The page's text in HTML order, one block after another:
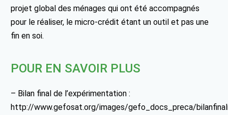
projet global des ménages qui ont été accompagnés
pour le réaliser, le micro-crédit étant un outil et pas une
fin en soi.
POUR EN SAVOIR PLUS
– Bilan final de l’expérimentation :
http://www.gefosat.org/images/gefo_docs_preca/